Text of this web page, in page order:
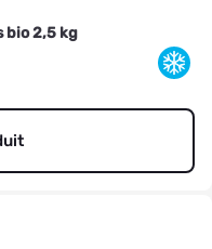
bio 2,5 kg